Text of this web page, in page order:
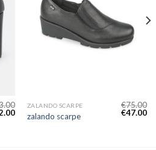
ZALANDO SCARPE
zalando scarpe
€75.00
€47.00